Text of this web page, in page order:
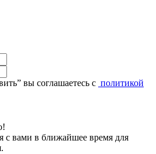
вы соглашаетесь с политикой
с вами в ближайшее время для